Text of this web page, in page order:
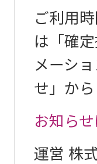
ご利用
は「確
メーシ
せ」から
お知ら
運営 株